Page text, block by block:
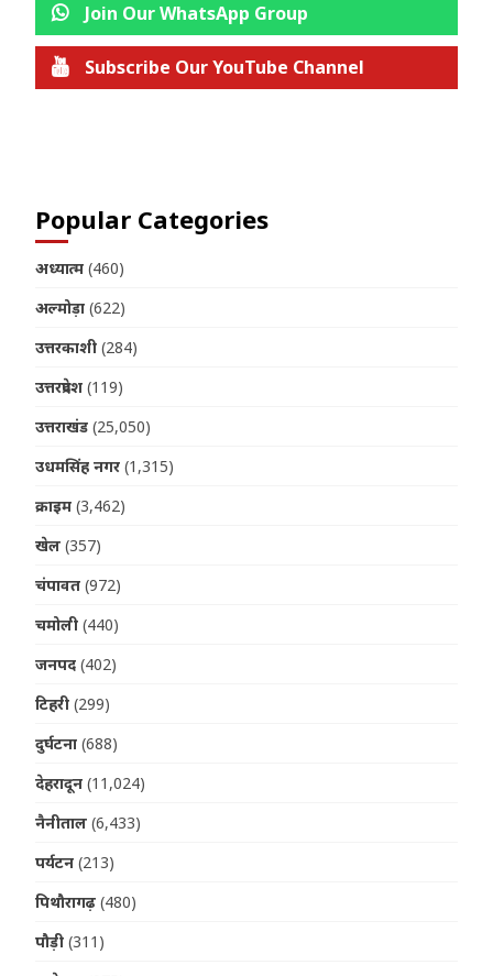
Join Our WhatsApp Group
Subscribe Our YouTube Channel
Popular Categories
अध्यात्म (460)
अल्मोड़ा (622)
उत्तरकाशी (284)
उत्तरप्रदेश (119)
उत्तराखंड (25,050)
उधमसिंह नगर (1,315)
क्राइम (3,462)
खेल (357)
चंपावत (972)
चमोली (440)
जनपद (402)
टिहरी (299)
दुर्घटना (688)
देहरादून (11,024)
नैनीताल (6,433)
पर्यटन (213)
पिथौरागढ़ (480)
पौड़ी (311)